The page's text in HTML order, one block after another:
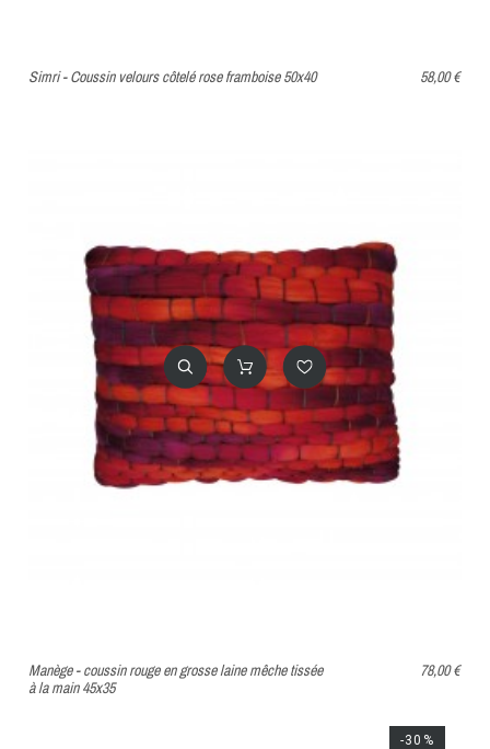
Simri - Coussin velours côtelé rose framboise 50x40 58,00 €
Manège - coussin rouge en grosse laine mêche tissée
à la main 45x35
78,00 €
-30%